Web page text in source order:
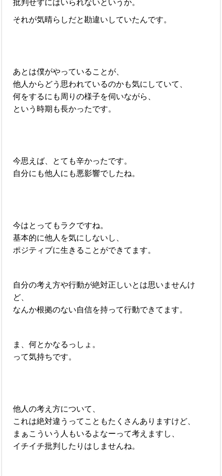
批判せずにはいられないというか。
それが気晴らしだと勘違いしていたんです。
あとは僕がやっていることが、
他人からどう思われているのかも気にしていて、
何をするにも周りの様子を伺いながら、
という時期も長かったです。
今思えば、とても辛かったです。
自分にも他人にも悪影響でしたね。
今はとってもラクですね。
基本的に他人を気にしないし、
ポジティブに生きることができてます。
自分の考え方や行動が絶対正しいとは思いませんけ
ど、
なんか根拠のない自信を持って行動できてます。
ま、何とかなるっしょ。
って気持ちです。
他人の考え方について、
これは絶対違うってこともたくさんありますけど、
まぁこういう人もいるよなーって考えますし、
イチイチ批判したりはしませんね。